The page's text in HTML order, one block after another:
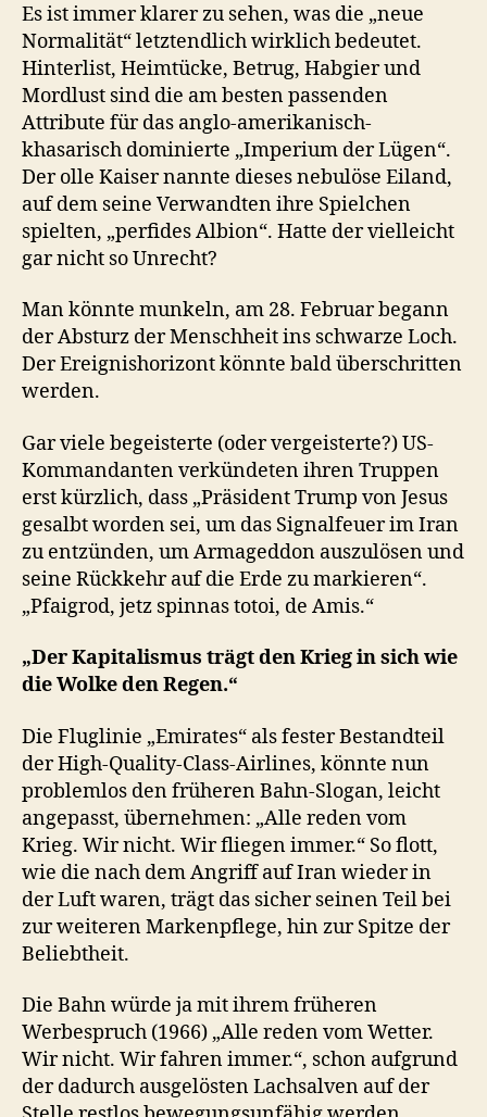
Es ist immer klarer zu sehen, was die „neue
Normalität“ letztendlich wirklich bedeutet.
Hinterlist, Heimtücke, Betrug, Habgier und
Mordlust sind die am besten passenden
Attribute für das anglo-amerikanisch-
khasarisch dominierte „Imperium der Lügen“.
Der olle Kaiser nannte dieses nebulöse Eiland,
auf dem seine Verwandten ihre Spielchen
spielten, „perfides Albion“. Hatte der vielleicht
gar nicht so Unrecht?
Man könnte munkeln, am 28. Februar begann
der Absturz der Menschheit ins schwarze Loch.
Der Ereignishorizont könnte bald überschritten
werden.
Gar viele begeisterte (oder vergeisterte?) US-
Kommandanten verkündeten ihren Truppen
erst kürzlich, dass „Präsident Trump von Jesus
gesalbt worden sei, um das Signalfeuer im Iran
zu entzünden, um Armageddon auszulösen und
seine Rückkehr auf die Erde zu markieren“.
„Pfaigrod, jetz spinnas totoi, de Amis.“
„Der Kapitalismus trägt den Krieg in sich wie
die Wolke den Regen.“
Die Fluglinie „Emirates“ als fester Bestandteil
der High-Quality-Class-Airlines, könnte nun
problemlos den früheren Bahn-Slogan, leicht
angepasst, übernehmen: „Alle reden vom
Krieg. Wir nicht. Wir fliegen immer.“ So flott,
wie die nach dem Angriff auf Iran wieder in
der Luft waren, trägt das sicher seinen Teil bei
zur weiteren Markenpflege, hin zur Spitze der
Beliebtheit.
Die Bahn würde ja mit ihrem früheren
Werbespruch (1966) „Alle reden vom Wetter.
Wir nicht. Wir fahren immer.“, schon aufgrund
der dadurch ausgelösten Lachsalven auf der